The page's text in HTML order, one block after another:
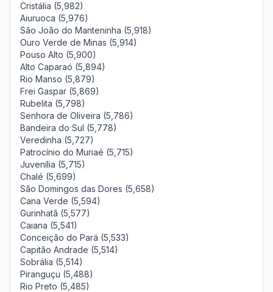
Cristália (5,982)
Aiuruoca (5,976)
São João do Manteninha (5,918)
Ouro Verde de Minas (5,914)
Pouso Alto (5,900)
Alto Caparaó (5,894)
Rio Manso (5,879)
Frei Gaspar (5,869)
Rubelita (5,798)
Senhora de Oliveira (5,786)
Bandeira do Sul (5,778)
Veredinha (5,727)
Patrocínio do Muriaé (5,715)
Juvenília (5,715)
Chalé (5,699)
São Domingos das Dores (5,658)
Cana Verde (5,594)
Gurinhatã (5,577)
Caiana (5,541)
Conceição do Pará (5,533)
Capitão Andrade (5,514)
Sobrália (5,514)
Piranguçu (5,488)
Rio Preto (5,485)